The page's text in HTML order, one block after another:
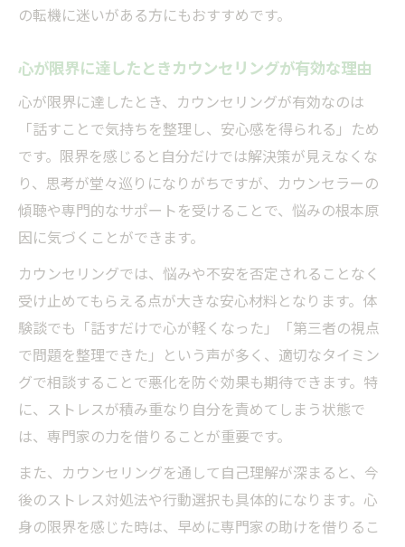
イント
カウンセリングの三大原則と効果的な受け
方の関係
カウンセリングで否定されない安心感の正
体とは
初めてでも安心できるカウンセリング受け方
カウンセリング効果的な受け方のコツと心
構え
カウンセリングを受ける前に知りたい安心
ポイント
カウンセリング初回で気をつけたい心の準
備方法
カウンセリングを安心して受けるための事
前チェック
カウンセリングで緊張せず自分の思いを伝
える方法
の転機に迷いがある方にもおすすめです。
心が限界に達したときカウンセリングが有効な理由
心が限界に達したとき、カウンセリングが有効なのは
「話すことで気持ちを整理し、安心感を得られる」ため
です。限界を感じると自分だけでは解決策が見えなくな
り、思考が堂々巡りになりがちですが、カウンセラーの
傾聴や専門的なサポートを受けることで、悩みの根本原
因に気づくことができます。
カウンセリングでは、悩みや不安を否定されることなく
受け止めてもらえる点が大きな安心材料となります。体
験談でも「話すだけで心が軽くなった」「第三者の視点
で問題を整理できた」という声が多く、適切なタイミン
グで相談することで悪化を防ぐ効果も期待できます。特
に、ストレスが積み重なり自分を責めてしまう状態で
は、専門家の力を借りることが重要です。
また、カウンセリングを通して自己理解が深まると、今
後のストレス対処法や行動選択も具体的になります。心
身の限界を感じた時は、早めに専門家の助けを借りるこ